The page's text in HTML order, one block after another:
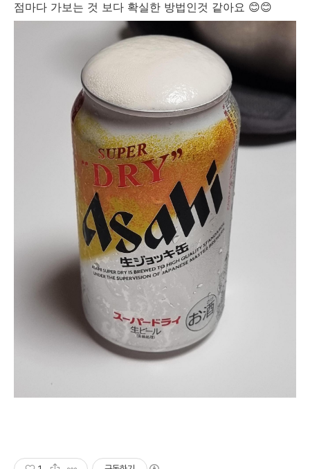
점마다 가보는 것 보다 확실한 방법인것 같아요 😊😊